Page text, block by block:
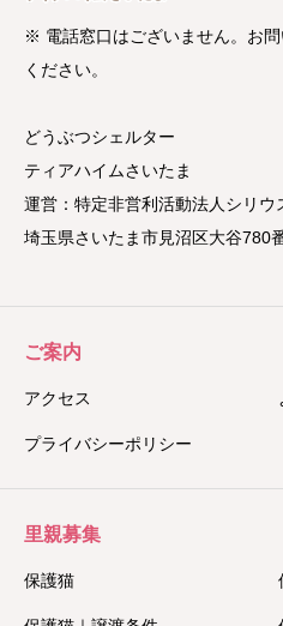
※ 電話窓口はございません。お
ください。
どうぶつシェルター
ティアハイムさいたま
運営：特定非営利活動法人シリウ
埼玉県さいたま市見沼区大谷780
ご案内
アクセス
プライバシーポリシー
里親募集
保護猫